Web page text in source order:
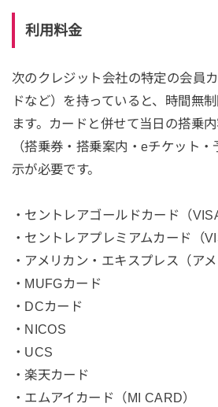
利用料金
次のクレジット会社の特定の会員
ドなど）を持っていると、時間無
ます。カードと併せて当日の搭乗
（搭乗券・搭乗案内・eチケット
示が必要です。
・セントレアゴールドカード（
・セントレアプレミアムカード（
・アメリカン・エキスプレス（アメ
・MUFGカード
・DCカード
・NICOS
・UCS
・楽天カード
・エムアイカード（MI CARD）